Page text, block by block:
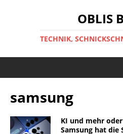
OBLIS
TECHNIK,
samsung
KI und mehr
Samsung hat die